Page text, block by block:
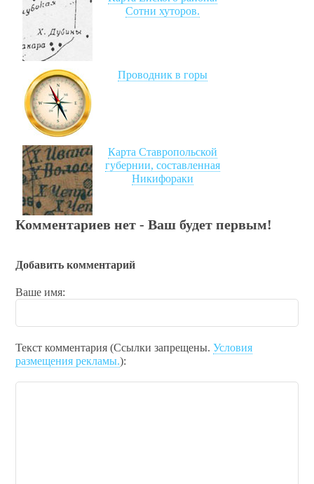
Сотни хуторов.
Проводник в горы
Карта Ставропольской
губернии, составленная
Никифораки
Комментариев нет - Ваш будет первым!
Добавить комментарий
Ваше имя:
Текст комментария (Ссылки запрещены.Условия
размещения рекламы.):